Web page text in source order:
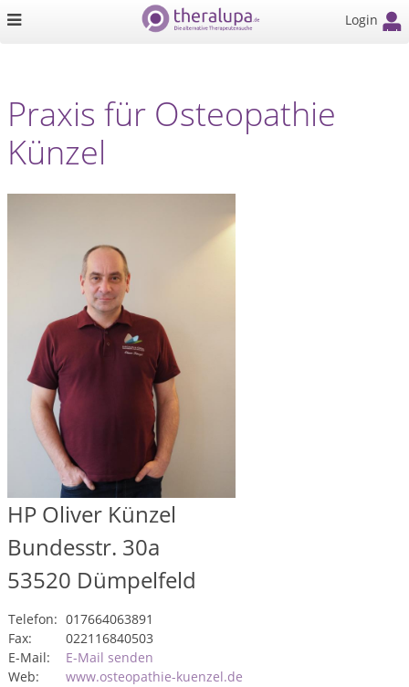
Login
Praxis für Osteopathie
Künzel
HP Oliver Künzel
Bundesstr. 30a
53520 Dümpelfeld
Telefon: 017664063891
Fax:
022116840503
E-Mail:
E-Mail senden
Web:
www.osteopathie-kuenzel.de